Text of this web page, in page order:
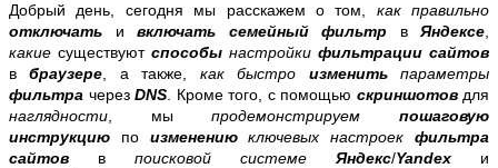
Добрый день, сегодня мы расскажем о том, как правильно
отключать
и включать семейный фильтр в Яндексе
какие существуют способы настройки фильтрации сайтов
вбраузере , а также, как быстро изменитьпараметры
фильтра через DNS Кроме того, с помощью скриншотов для
наглядности , мыпродемонстрируемпошаговую
инструкцию по изменениюключевых настроекфильтра
сайтов в поисковой системе Яндекс/Yandex и